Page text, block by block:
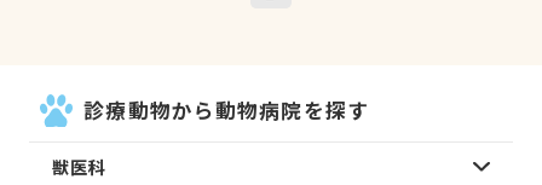
診療動物から動物病院を探す
獣医科